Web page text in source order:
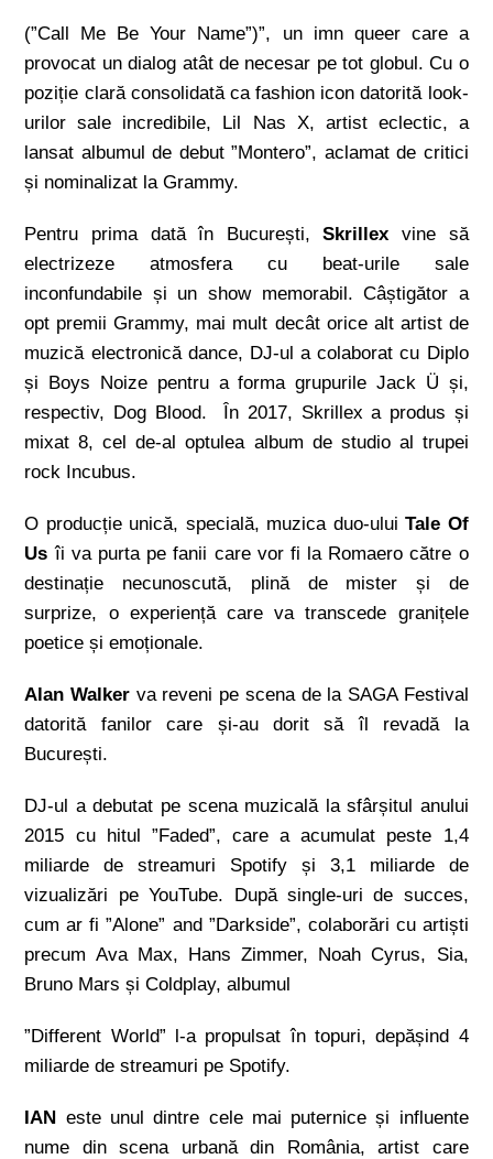
(”Call Me Be Your Name”)”, un imn queer care a
provocat un dialog atât de necesar pe tot globul. Cu o
poziție clară consolidată ca fashion icon datorită look-
urilor sale incredibile, Lil Nas X, artist eclectic, a
lansat albumul de debut ”Montero”, aclamat de critici
și nominalizat la Grammy.
Pentru prima dată în București,Skrillex vine să
electrizeze atmosfera cu beat-urile sale
inconfundabile și un show memorabil. Câștigător a
opt premii Grammy, mai mult decât orice alt artist de
muzică electronică dance, DJ-ul a colaborat cu Diplo
și Boys Noize pentru a forma grupurile Jack Ü și,
respectiv, Dog Blood. În 2017, Skrillex a produs și
mixat 8, cel de-al optulea album de studio al trupei
rock Incubus.
O producție unică, specială, muzica duo-uluiTale Of
Us îi va purta pe fanii care vor fi la Romaero către o
destinație necunoscută, plină de mister și de
surprize, o experiență care va transcede granițele
poetice și emoționale.
Alan Walker va reveni pe scena de la SAGA Festival
datorită fanilor care și-au dorit să îl revadă la
București.
DJ-ul a debutat pe scena muzicală la sfârșitul anului
2015 cu hitul ”Faded”, care a acumulat peste 1,4
miliarde de streamuri Spotify și 3,1 miliarde de
vizualizări pe YouTube. După single-uri de succes,
cum ar fi ”Alone” and ”Darkside”, colaborări cu artiști
precum Ava Max, Hans Zimmer, Noah Cyrus, Sia,
Bruno Mars și Coldplay, albumul
”Different World” l-a propulsat în topuri, depășind 4
miliarde de streamuri pe Spotify.
IAN este unul dintre cele mai puternice și influente
nume din scena urbană din România, artist care